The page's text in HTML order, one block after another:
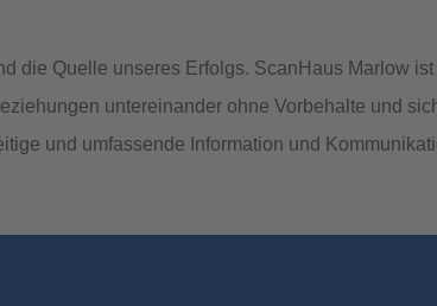
038221 400 500
038221 400 500
die Quelle unseres Erfolgs. ScanHaus Marlow
untereinander ohne Vorbehalte und
und umfassende Information und